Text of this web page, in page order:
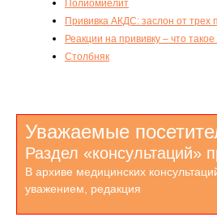
Полиомиелит
Прививка АКДС: заслон от трех
Реакции на прививку – что
Столбняк
Уважаемые
Раздел «консультаций»
В архиве медицинских
уважением, редакция